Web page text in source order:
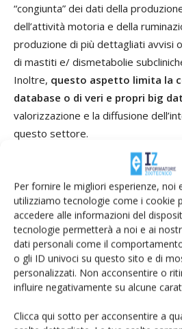
Per fornire le migliori esperienze, noi
utilizziamo tecnologie come i cookie
accedere alle informazioni del
tecnologie permetterà a noi e ai
dati personali come il
o gli ID univoci su questo sito e di
personalizzati. Non acconsentire o
influire negativamente su alcune
Clicca qui sotto per acconsentire a
“congiunta” dei dati della
dell’attività motoria e della
produzione di più dettagliati avvisi
di mastiti e/ dismetabolie
Inoltre, questo aspetto limita la
database o di veri e propri big
valorizzazione e la diffusione
questo settore.
Per risolvere questa criticità risulta
protocolli di condizione dei dati
sistemi informatici.
Caratteristiche dei
Infatti, al momento, i big data
piuttosto rari nel settore della
dimensioni enormi,